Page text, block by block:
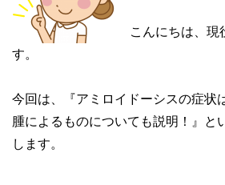
こんにちは、現
す。
今回は、『アミロイドーシスの症状
腫によるものについても説明！』と
します。